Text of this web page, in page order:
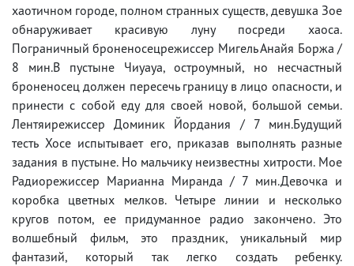
хаотичном городе, полном странных существ, девушка Зое
обнаруживает красивую луну посреди хаоса.
Пограничный броненосецрежиссер Мигель Анайя Бoржа /
8 мин.В пустыне Чиуауа, остроумный, но несчастный
броненосец должен пересечь границу в лицо опасности, и
принести с собой еду для своей новой, большой семьи.
Лентяирежиссер Доминик Йордания / 7 мин.Будущий
тесть Хосе испытывает его, приказав выполнять разные
задания в пустыне. Но мальчику неизвестны хитрости. Мое
Радиорежиссер Марианна Миранда / 7 мин.Девочка и
коробка цветных мелков. Четыре линии и несколько
кругов потом, ее придуманное радио закончено. Это
волшебный фильм, это праздник, уникальный мир
фантазий, который так легко создать ребенку.